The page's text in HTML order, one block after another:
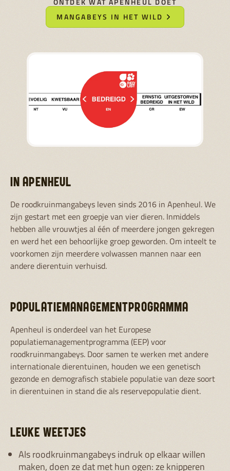
MANGABEYS IN HET WILD
IN APENHEUL
De roodkruinmangabeys leven sinds 2016 in Apenheul. We
zijn gestart met een groepje van vier dieren. Inmiddels
hebben alle vrouwtjes al één of meerdere jongen gekregen
en werd het een behoorlijke groep geworden. Om inteelt te
voorkomen zijn meerdere volwassen mannen naar een
andere dierentuin verhuisd.
POPULATIEMANAGEMENTPROGRAMMA
Apenheul is onderdeel van het Europese
populatiemanagementprogramma (EEP) voor
roodkruinmangabeys. Door samen te werken met andere
internationale dierentuinen, houden we een genetisch
gezonde en demografisch stabiele populatie van deze soort
in dierentuinen in stand die als reservepopulatie dient.
LEUKE WEETJES
Als roodkruinmangabeys indruk op elkaar willen
maken, doen ze dat met hun ogen: ze knipperen